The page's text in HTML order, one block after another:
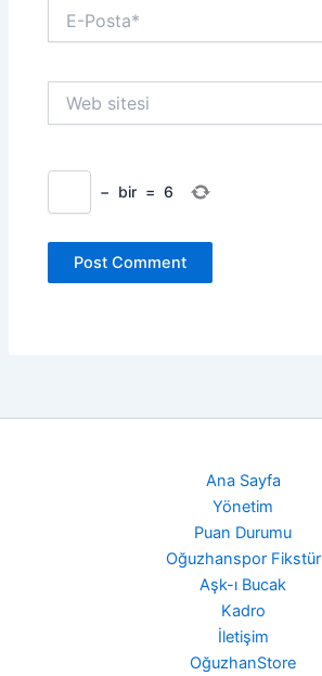
Posta*
sitesi
− bir = 6
Ana Sayfa
Yönetim
Puan Durumu
Oğuzhanspor Fikstür
Aşk-ı Bucak
Kadro
İletişim
OğuzhanStore